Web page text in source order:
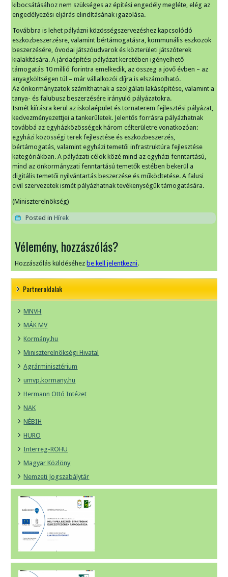
kibocsátásához nem szükséges az építési engedély megléte, elég az
engedélyezési eljárás elindításának igazolása.
Továbbra is lehet pályázni közösségszervezéshez kapcsolódó
eszközbeszerzésre, valamint bértámogatásra, kommunális eszközök
beszerzésére, óvodai játszóudvarok és közterületi játszóterek
kialakítására. A járdaépítési pályázat keretében igényelhető
támogatás 10 millió forintra emelkedik, az összeg a jövő évben – az
anyagköltségen túl – már vállalkozói díjra is elszámolható.
Az önkormányzatok számíthatnak a szolgálati lakásépítése, valamint a
tanya- és falubusz beszerzésére irányuló pályázatokra.
Ismét kiírásra kerül az iskolaépület és tornaterem fejlesztési pályázat,
kedvezményezettjei a tankerületek. Jelentős forrásra pályázhatnak
továbbá az egyházközösségek három célterületre vonatkozóan:
egyházi közösségi terek fejlesztése és eszközbeszerzés,
bértámogatás, valamint egyházi temetői infrastruktúra fejlesztése
kategóriákban. A pályázati célok közé mind az egyházi fenntartású,
mind az önkormányzati fenntartású temetők estében bekerül a
digitális temetői nyilvántartás beszerzése és működtetése. A falusi
civil szervezetek ismét pályázhatnak tevékenységük támogatására.
(Miniszterelnökség)
Posted in Hírek
Vélemény, hozzászólás?
Hozzászólás küldéséhez be kell jelentkezni.
Partneroldalak
MNVH
MÁK MV
Kormány.hu
Miniszterelnökségi Hivatal
Agrárminisztérium
umvp.kormany.hu
Hermann Ottó Intézet
NAK
NÉBIH
HURO
Interreg-ROHU
Magyar Közlöny
Nemzeti Jogszabálytár